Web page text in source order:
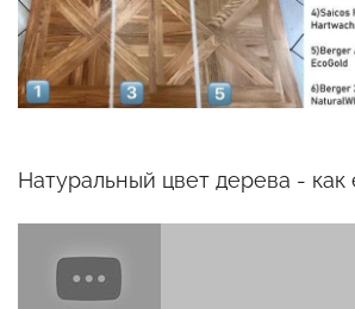
Натуральный цвет дерева - как